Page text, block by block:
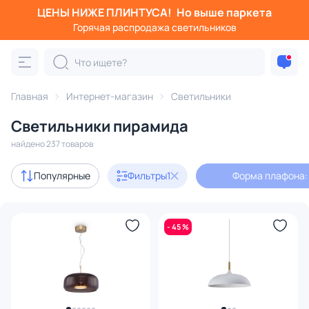
ЦЕНЫ НИЖЕ ПЛИНТУСА! Но выше паркета
Горячая распродажа светильников
Главная Интернет-магазин Светильники
Светильники пирамида
найдено 237 товаров
Популярные Фильтры1 Форма
- 45 %
Фильтры
Категория:
Люстры Подвесные светильники
Акции 10
149